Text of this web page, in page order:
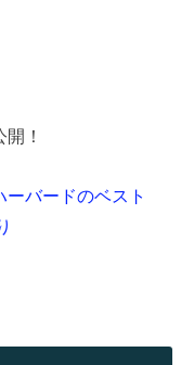
！
ーバードのベスト